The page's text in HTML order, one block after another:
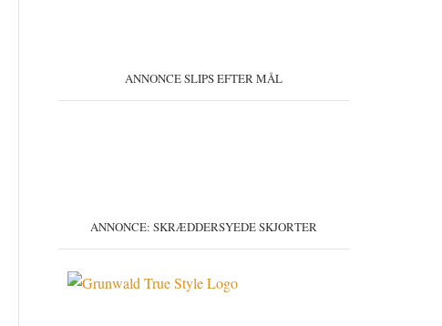
ANNONCE SLIPS EFTER MÅL
ANNONCE: SKRÆDDERSYEDE SKJORTER